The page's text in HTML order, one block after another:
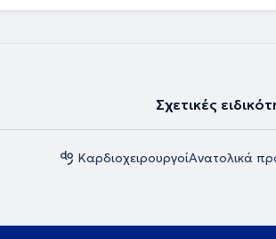
Σχετικές
ΚαρδιοχειρουργοίΑνατολικά